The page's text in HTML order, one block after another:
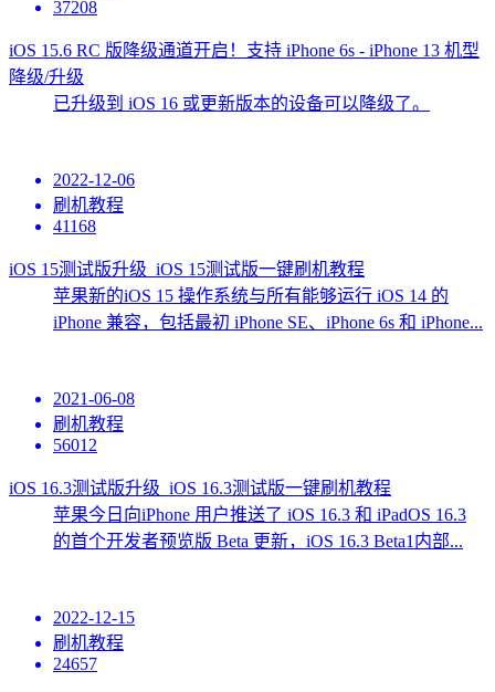
37208
iOS 15.6 RC 版降级通道开启！支持 iPhone 6s - iPhone 13 机型
降级/升级
已升级到 iOS 16 或更新版本的设备可以降级了。
2022-12-06
刷机教程
41168
iOS 15测试版升级_iOS 15测试版一键刷机教程
苹果新的iOS 15 操作系统与所有能够运行 iOS 14 的
iPhone 兼容，包括最初 iPhone SE、iPhone 6s 和 iPhone...
2021-06-08
刷机教程
56012
iOS 16.3测试版升级_iOS 16.3测试版一键刷机教程
苹果今日向iPhone 用户推送了 iOS 16.3 和 iPadOS 16.3
的首个开发者预览版 Beta 更新，iOS 16.3 Beta1内部...
2022-12-15
刷机教程
24657